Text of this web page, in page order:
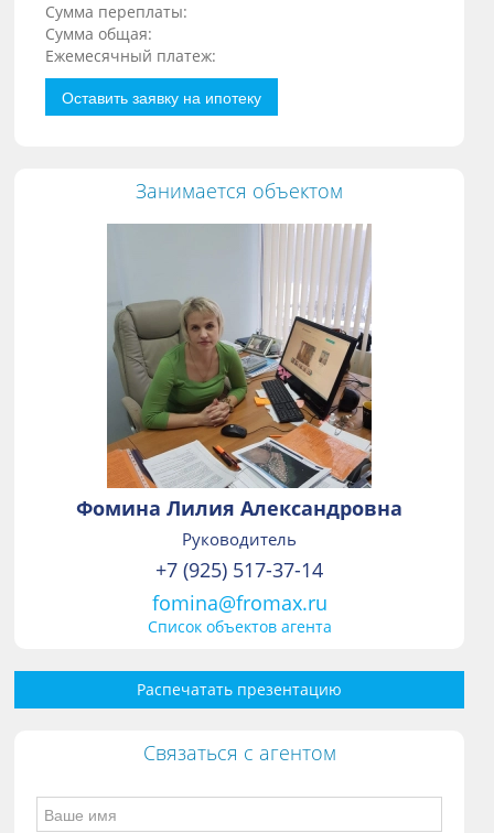
Сумма переплаты:
Сумма общая:
Ежемесячный платеж:
Оставить заявку на ипотеку
Занимается объектом
Фомина Лилия Александровна
Руководитель
+7 (925) 517-37-14
fomina@fromax.ru
Список объектов агента
Распечатать презентацию
Связаться с агентом